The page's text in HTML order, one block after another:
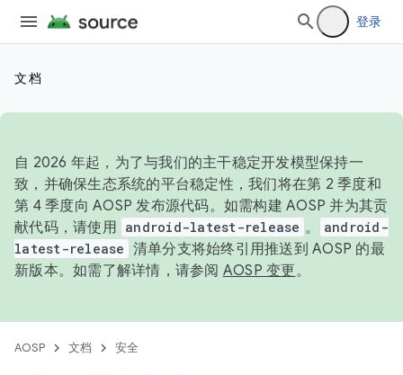
登录
文档
自 2026 年起，为了与我们的主干稳定开发模型保持一
致，并确保生态系统的平台稳定性，我们将在第 2 季度和
第 4 季度向 AOSP 发布源代码。如需构建 AOSP 并为其贡
献代码，请使用 android-latest-release 。
android-
latest-release 清单分支将始终引用推送到 AOSP 的最
新版本。如需了解详情，请参阅 AOSP 变更。
AOSP 文档 安全